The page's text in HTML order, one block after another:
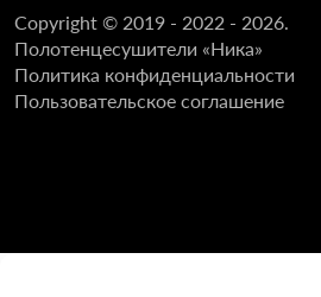
Copyright © 2019 - 2022 - 2026.
Полотенцесушители «Ника»
Политика конфиденциальности
Пользовательское соглашение